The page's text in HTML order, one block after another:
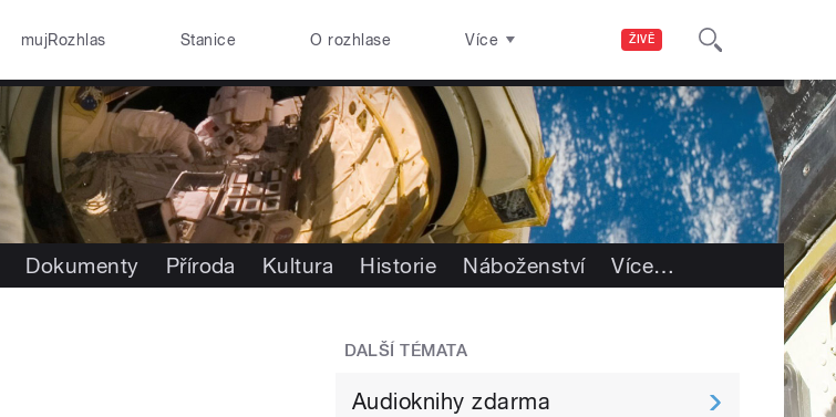
ŽIVĚ
mujRozhlas Stanice O rozhlase Více
Dokumenty Příroda Kultura Historie Náboženství Více…
DALŠÍ TÉMATA
Audioknihy zdarma